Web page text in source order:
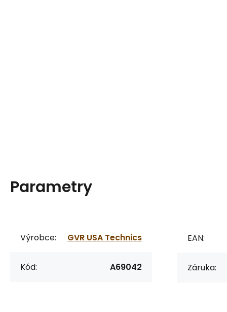
Parametry
Výrobce: GVR USA Technics
Kód: A69042
EAN:
Záruka: